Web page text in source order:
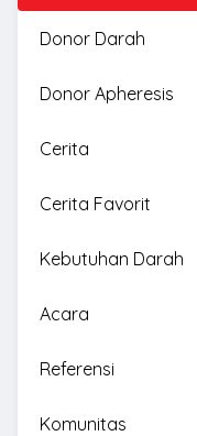
Donor Darah
Donor Apheresis
Cerita
Cerita Favorit
Kebutuhan Darah
Acara
Referensi
Komunitas